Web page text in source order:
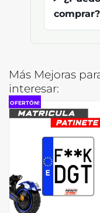
comprar?
Más Mejoras
interesar:
OFERTÓN!